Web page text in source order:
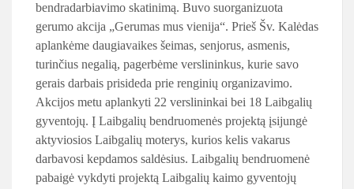
bendradarbiavimo skatinimą. Buvo suorganizuota
gerumo akcija „Gerumas mus vienija“. Prieš Šv. Kalėdas
aplankėme daugiavaikes šeimas, senjorus, asmenis,
turinčius negalią, pagerbėme verslininkus, kurie savo
gerais darbais prisideda prie renginių organizavimo.
Akcijos metu aplankyti 22 verslininkai bei 18 Laibgalių
gyventojų. Į Laibgalių bendruomenės projektą įsijungė
aktyviosios Laibgalių moterys, kurios kelis vakarus
darbavosi kepdamos saldėsius. Laibgalių bendruomenė
pabaigė vykdyti projektą Laibgalių kaimo gyventojų